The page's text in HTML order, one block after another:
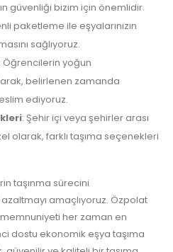
güvenliği bizim için önemlidir.
paketleme ile eşyalarınızın
sağlıyoruz.
: Öğrencilerin yoğun
belirlenen zamanda
ediyoruz.
: Şehir içi veya şehirler arası
olarak, farklı taşıma seçenekleri
taşınma sürecini
amaçlıyoruz. Özpolat
her zaman en
dostu ekonomik eşya taşıma